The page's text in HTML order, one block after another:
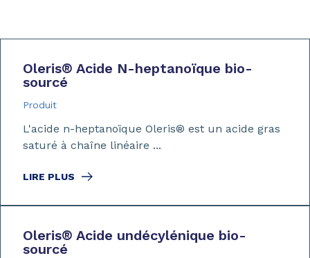
Oleris® Acide N-heptanoïque bio-
sourcé
Produit
L'acide n-heptanoïque Oleris® est un acide gras
saturé à chaîne linéaire ...
LIRE PLUS
Oleris® Acide undécylénique bio-
sourcé